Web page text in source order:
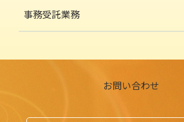
事務受託業務
お問い合わせ